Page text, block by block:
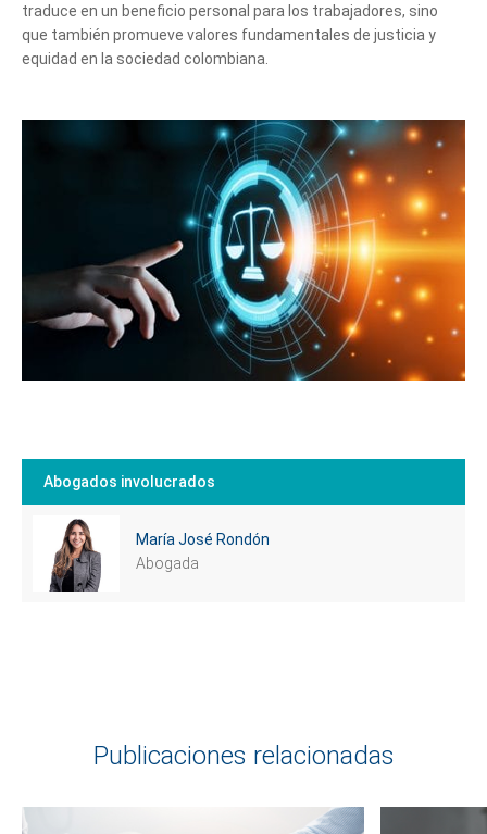
traduce en un beneficio personal para los trabajadores, sino
que también promueve valores fundamentales de justicia y
equidad en la sociedad colombiana.
Abogados involucrados
María José Rondón
Abogada
Publicaciones relacionadas